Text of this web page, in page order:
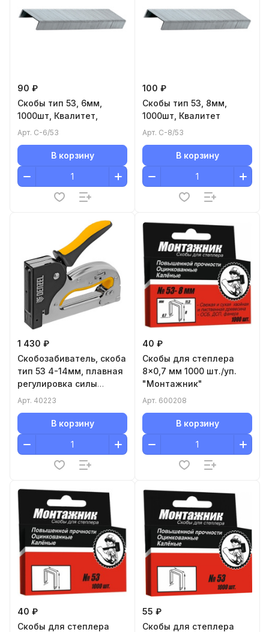
90 ₽
Скобы тип 53, 6мм,
1000шт, Квалитет,
Арт. С-6/53
В корзину
100 ₽
Скобы тип 53, 8мм,
1000шт, Квалитет
Арт. С-8/53
В корзину
1 430 ₽
Скобозабиватель, скоба
тип 53 4-14мм, плавная
регулировка силы
удара, 2К рукоятка
Арт. 40223
В корзину
40 ₽
Cкобы для степлера
8x0,7 мм 1000 шт./уп.
"Монтажник"
Арт. 600208
В корзину
40 ₽
Cкобы для степлера
55 ₽
Cкобы для степлера